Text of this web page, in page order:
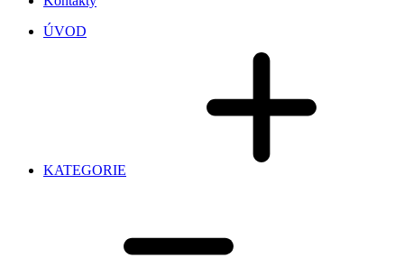
ÚVOD
KATEGORIE